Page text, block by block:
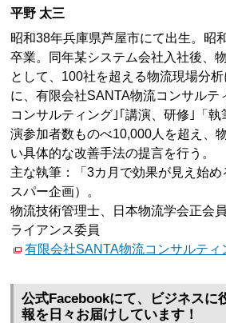
平野 太三
昭和38年兵庫県芦屋市にて出生。昭
卒業。同年某システム会社入社後、
として、100社を超える物流現場分
に、有限会社SANTA物流コンサルテ
コンサルティング｣｢講演、研修｣「
演参加者数ものべ10,000人を超え、
い具体的な改善手法の提言を行う。
主な執筆：「3カ月で効果が見え始め
スパー企画）。
物流技術管理士、日本物流学会正会
ライアンス委員
有限会社SANTA物流コンサルティ
公式Facebookにて、ビジネスに
報を日々お届けしています！